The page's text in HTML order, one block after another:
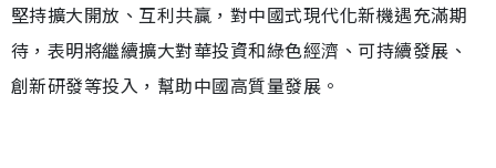
堅持擴大開放、互利共贏，對中國式現代化新機遇充滿期
待，表明將繼續擴大對華投資和綠色經濟、可持續發展、
創新研發等投入，幫助中國高質量發展。